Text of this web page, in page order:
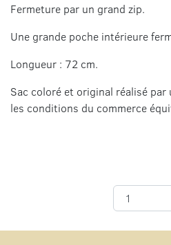
Fermeture par un grand zip.
Une grande poche intérieure
Longueur : 72 cm.
Sac coloré et original réalisé par
les conditions du commerce